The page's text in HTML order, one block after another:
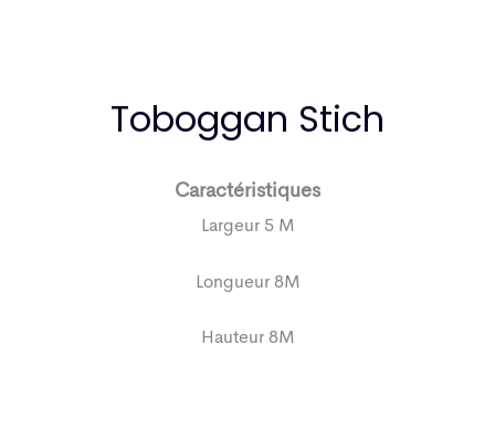
Toboggan Stich
Caractéristiques
Largeur 5 M
Longueur 8M
Hauteur 8M